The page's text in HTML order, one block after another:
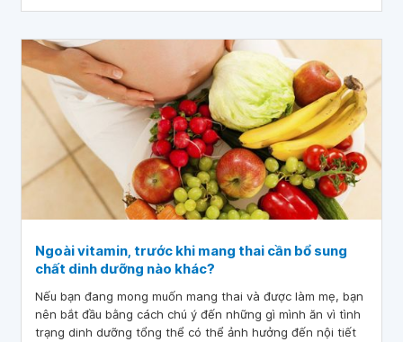
Ngoài vitamin, trước khi mang thai cần bổ sung
chất dinh dưỡng nào khác?
Nếu bạn đang mong muốn mang thai và được làm mẹ, bạn
nên bắt đầu bằng cách chú ý đến những gì mình ăn vì tình
trạng dinh dưỡng tổng thể có thể ảnh hưởng đến nội tiết